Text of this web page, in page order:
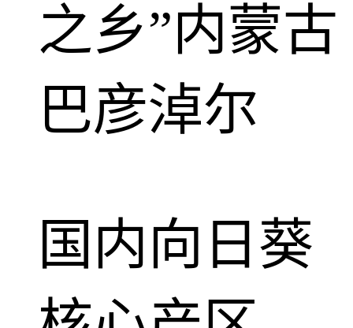
之乡”内蒙古
巴彦淖尔
国内向日葵